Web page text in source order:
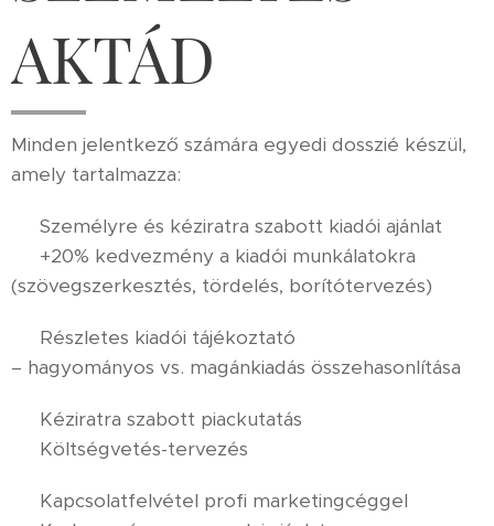
AKTÁD
Minden jelentkező számára egyedi dosszié készül,
amely tartalmazza:
✔️ Személyre és kéziratra szabott kiadói ajánlat
🩷 +20% kedvezmény a kiadói munkálatokra
(szövegszerkesztés, tördelés, borítótervezés)
✔️ Részletes kiadói tájékoztató
– hagyományos vs. magánkiadás összehasonlítása
✔️ Kéziratra szabott piackutatás
✔️ Költségvetés-tervezés
✔️ Kapcsolatfelvétel profi marketingcéggel